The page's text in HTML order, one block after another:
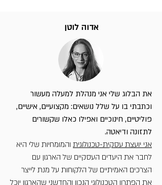
את הבלוג שלי אני מנהלת למעלה מעשור
וכתבתי בו על שלל נושאים: מקצועיים, אישיים,
פוליטיים, חינוכיים ואפילו כאלו שקשורים
לתזונה ודיאטה.
אני יועצת עסקית-טכנולוגית והמומחיות שלי היא
לחבר את היעדים העסקיים של הארגון עם
הצרכים האמיתיים של הלקוחות על מנת לייצר
את הפתרון הטכנולוגי הנכון והחדשני שהארגון יוכל
אדוה לוטן